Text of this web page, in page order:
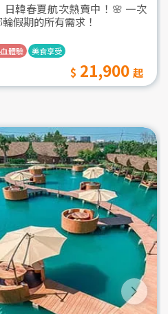
日韓春夏航次熱賣中！🌸 一次
假期的所有需求！
體驗 美食享受
21,900